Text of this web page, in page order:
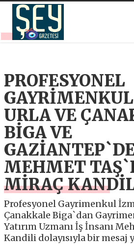
PROFESYONEL
URLA VE
BİGA VE
MEHMET
MİRAÇ
Profesyonel Gayrimenkul
Çanakkale Biga`dan
Yatırım Uzmanı İş İnsanı
Kandili dolayısıyla bir mesaj